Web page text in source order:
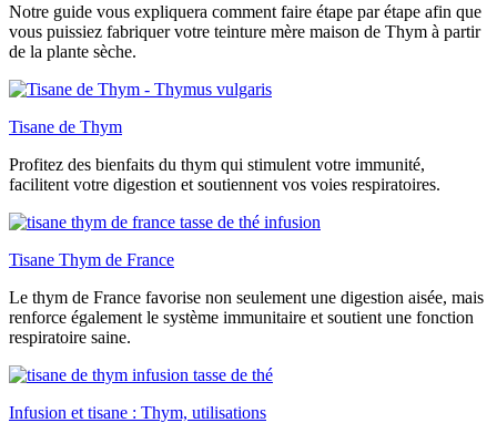
Notre guide vous expliquera comment faire étape par étape afin que
vous puissiez fabriquer votre teinture mère maison de Thym à partir
de la plante sèche.
Tisane de Thym
Profitez des bienfaits du thym qui stimulent votre immunité,
facilitent votre digestion et soutiennent vos voies respiratoires.
Tisane Thym de France
Le thym de France favorise non seulement une digestion aisée, mais
renforce également le système immunitaire et soutient une fonction
respiratoire saine.
Infusion et tisane : Thym, utilisations